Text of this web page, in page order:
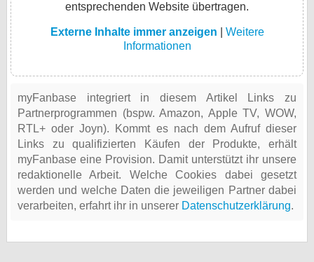
entsprechenden Website übertragen.
Externe Inhalte immer anzeigen
Weitere
Informationen
myFanbase integriert in diesem Artikel Links zu
Partnerprogrammen (bspw. Amazon, Apple TV, WOW,
RTL+ oder Joyn). Kommt es nach dem Aufruf dieser
Links zu qualifizierten Käufen der Produkte, erhält
myFanbase eine Provision. Damit unterstützt ihr unsere
redaktionelle Arbeit. Welche Cookies dabei gesetzt
werden und welche Daten die jeweiligen Partner dabei
verarbeiten, erfahrt ihr in unserer Datenschutzerklärung.